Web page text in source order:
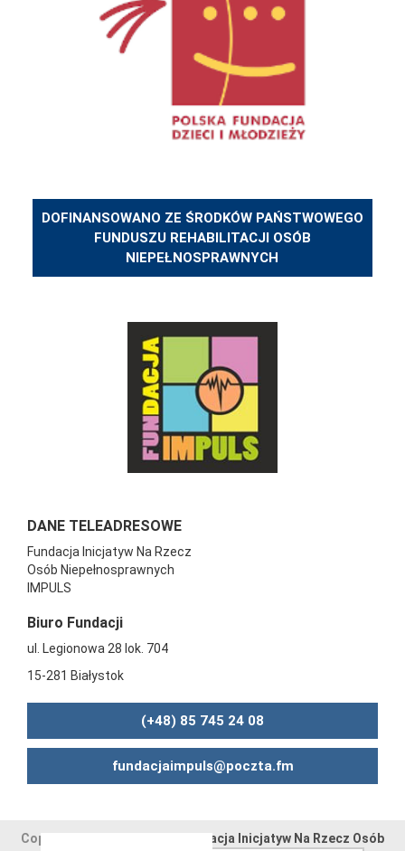
DOFINANSOWANO ZE ŚRODKÓW PAŃSTWOWEGO
FUNDUSZU REHABILITACJI OSÓB
NIEPEŁNOSPRAWNYCH
DANE TELEADRESOWE
Fundacja Inicjatyw Na Rzecz
Osób Niepełnosprawnych
IMPULS
Biuro Fundacji
ul. Legionowa 28 lok. 704
15-281 Białystok
(+48) 85 745 24 08
fundacjaimpuls@poczta.fm
Copyright © 2015-2024 by
Fundacja Inicjatyw Na Rzecz Osób